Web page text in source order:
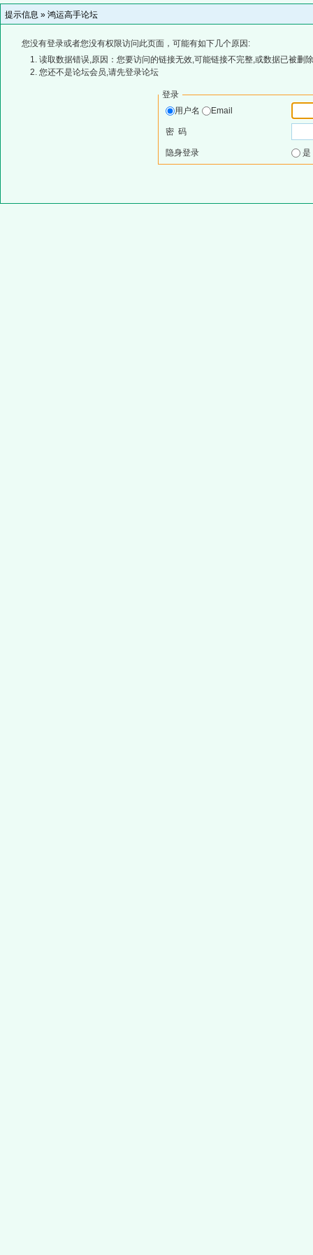
提示信息 » 鸿运高手论坛
您没有登录或者您没有权限访问此页面，可能有如下几个原因:
读取数据错误,原因：您要访问的链接无效,可能链接不完整,或数据已被删
您还不是论坛会员,请先登录论坛
登录
用户名
Email
密 码
隐身登录